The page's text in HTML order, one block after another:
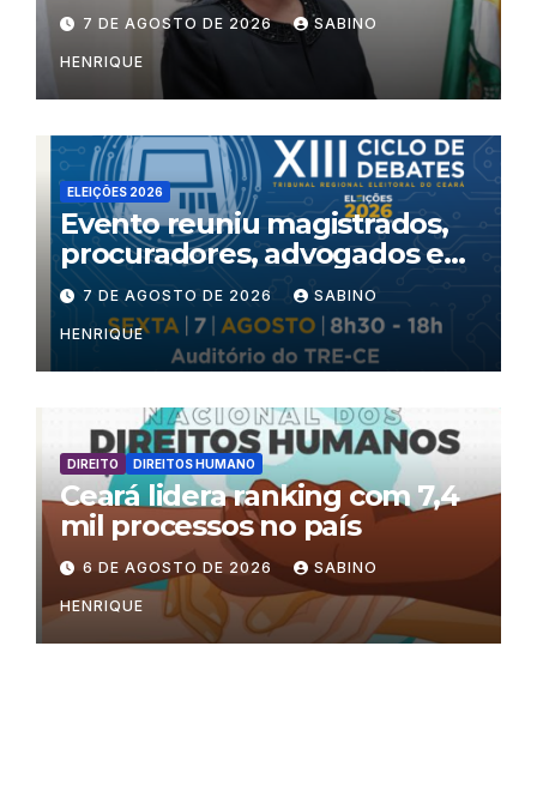
7 DE AGOSTO DE 2026 SABINO
HENRIQUE
ELEIÇÕES 2026
Evento reuniu magistrados,
procuradores, advogados e
especialistas para debater
inteligência artificial,
criminalidade organizada e
violência política de gênero
no processo eleitoral
7 DE AGOSTO DE 2026 SABINO
HENRIQUE
DIREITO DIREITOS HUMANO
Ceará lidera ranking com 7,4
mil processos no país
6 DE AGOSTO DE 2026 SABINO
HENRIQUE